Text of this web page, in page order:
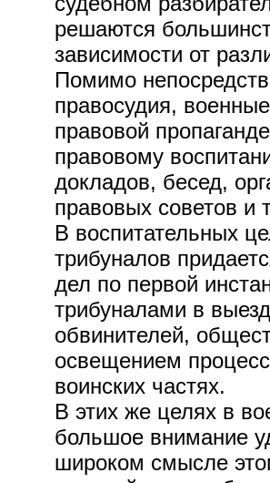
решаются
зависимости от
Помимо
правосудия,
правовой
правовому
докладов, бесед,
правовых советов и
В воспитательных
трибуналов
дел по первой
трибуналами в
обвинителей,
освещением
воинских частях.
В этих же целях в
большое внимание
широком смысле